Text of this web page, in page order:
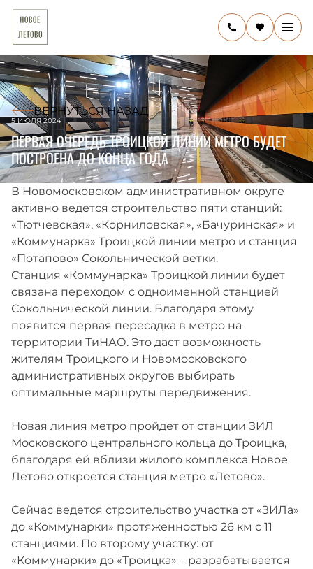
ВЕРНУТЬСЯ НАЗАД
5 ИЮЛЯ 2024
ПЕРВАЯ ОЧЕРЕДЬ ТРОИЦКОЙ ЛИНИИ МЕТРО БУДЕТ
ПОСТРОЕНА ДО КОНЦА ГОДА
В Новомосковском административном округе
активно ведется строительство пяти станций:
«Тютчевская», «Корниловская», «Бачуринская» и
«Коммунарка» Троицкой линии метро и станция
«Потапово» Сокольнической ветки.
Станция «Коммунарка» Троицкой линии будет
связана переходом с одноименной станцией
Сокольнической линии. Благодаря этому
появится первая пересадка в метро на
территории ТиНАО. Это даст возможность
жителям Троицкого и Новомосковского
административных округов выбирать
оптимальные маршруты передвижения.
Новая линия метро пройдет от станции ЗИЛ
Московского центрального кольца до Троицка,
благодаря ей вблизи жилого комплекса Новое
Летово откроется станция метро «Летово».
Сейчас ведется строительство участка от «ЗИЛа»
до «Коммунарки» протяженностью 26 км с 11
станциями. По второму участку: от
«Коммунарки» до «Троицка» – разрабатывается